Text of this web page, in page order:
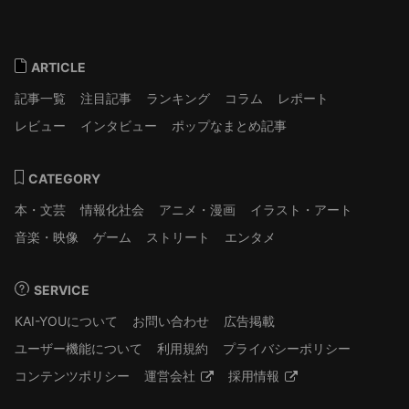
ARTICLE
記事一覧
注目記事 ランキング コラム
レポート
レビュー
インタビュー ポップなまとめ記事
CATEGORY
本・文芸
情報化社会 アニメ・漫画
イラスト・アート
音楽・映像
ゲーム ストリート エンタメ
SERVICE
KAI-YOUについて
お問い合わせ
広告掲載
ユーザー機能について
利用規約
プライバシーポリシー
コンテンツポリシー
運営会社 採用情報